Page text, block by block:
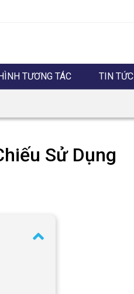
TƯƠNG TÁC TIN TỨC
Sử Dụng